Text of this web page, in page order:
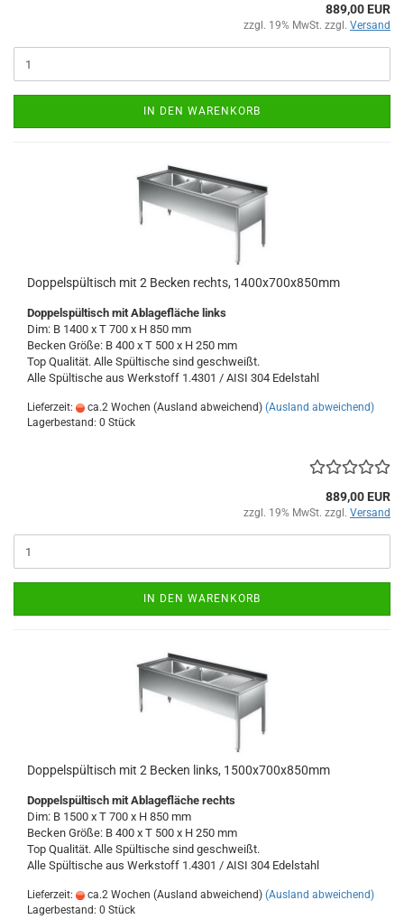
889,00 EUR
zzgl. 19% MwSt. zzgl. Versand
IN DEN WARENKORB
Doppelspültisch mit 2 Becken rechts, 1400x700x850mm
Doppelspültisch mit Ablagefläche links
Dim: B 1400 x T 700 x H 850 mm
Becken Größe: B 400 x T 500 x H 250 mm
Top Qualität. Alle Spültische sind geschweißt.
Alle Spültische aus Werkstoff 1.4301 / AISI 304 Edelstahl
Lieferzeit: ca.2 Wochen (Ausland abweichend) (Ausland abweichend)
Lagerbestand: 0 Stück
889,00 EUR
zzgl. 19% MwSt. zzgl. Versand
IN DEN WARENKORB
Doppelspültisch mit 2 Becken links, 1500x700x850mm
Doppelspültisch mit Ablagefläche rechts
Dim: B 1500 x T 700 x H 850 mm
Becken Größe: B 400 x T 500 x H 250 mm
Top Qualität. Alle Spültische sind geschweißt.
Alle Spültische aus Werkstoff 1.4301 / AISI 304 Edelstahl
Lieferzeit: ca.2 Wochen (Ausland abweichend) (Ausland abweichend)
Lagerbestand: 0 Stück